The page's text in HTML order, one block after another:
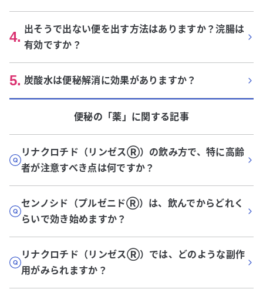
4. 出そうで出ない便を出す方法はありますか？浣腸は
有効ですか？
5. 炭酸水は便秘解消に効果がありますか？
便秘の「薬 」に関する記事
リナクロチド（リンゼスⓇ）の飲み方で、特に高齢
者が注意すべき点は何ですか？
センノシド（プルゼニドⓇ）は、飲んでからどれく
らいで効き始めますか？
リナクロチド（リンゼスⓇ）では、どのような副作
用がみられますか？